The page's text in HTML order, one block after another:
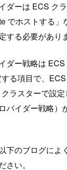
ダーは ECS ク
でホストする
する必要があり
ダー戦略は ECS
る項目で、
ラスターで設
バイダー戦略）
下のブログによ
さい。